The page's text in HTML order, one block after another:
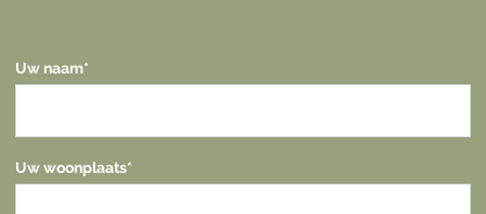
Uw naam*
Uw woonplaats*